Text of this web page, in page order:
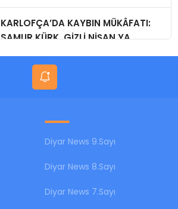
KARLOFÇA’DA KAYBIN MÜKÂFATI:
SAMUR KÜRK, GİZLİ NİŞAN,YA
Diyar News 9.Sayı
Diyar News 8.Sayı
Diyar News 7.Sayı